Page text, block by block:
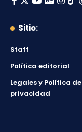
Sitio:
Staff
Política editorial
Legales y Política de
privacidad